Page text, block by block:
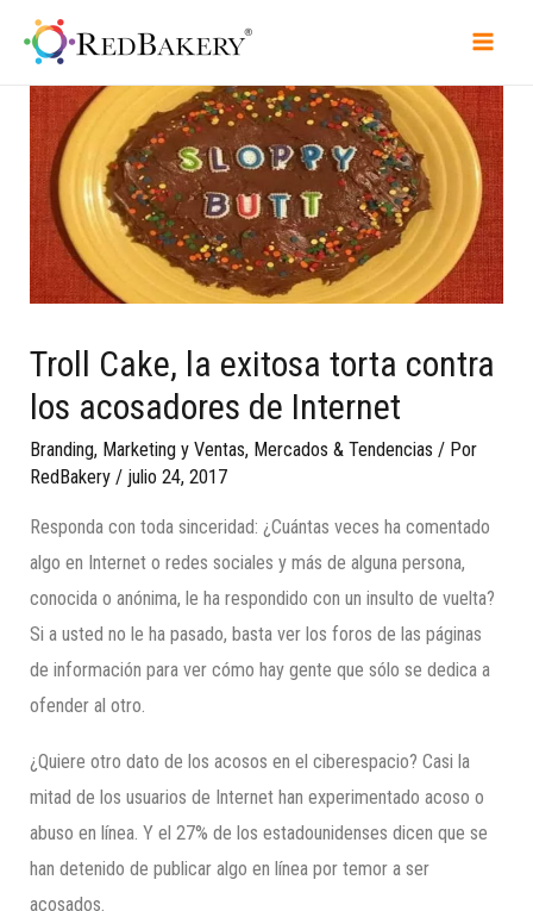
Troll Cake, la exitosa torta contra
los acosadores de Internet
Branding, Marketing y Ventas, Mercados & Tendencias / Por
RedBakery / julio 24, 2017
Responda con toda sinceridad: ¿Cuántas veces ha comentado
algo en Internet o redes sociales y más de alguna persona,
conocida o anónima, le ha respondido con un insulto de vuelta?
Si a usted no le ha pasado, basta ver los foros de las páginas
de información para ver cómo hay gente que sólo se dedica a
ofender al otro.
¿Quiere otro dato de los acosos en el ciberespacio? Casi la
mitad de los usuarios de Internet han experimentado acoso o
abuso en línea. Y el 27% de los estadounidenses dicen que se
han detenido de publicar algo en línea por temor a ser
acosados.